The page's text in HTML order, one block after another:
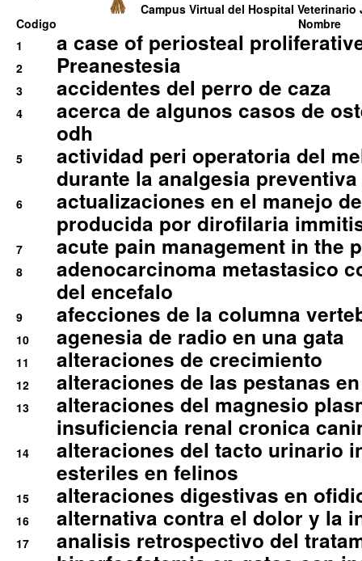
Campus Virtual del Hospital Veterinario
Codigo
Nombre
1
a case of periosteal
2 Preanestesia
3 accidentes del perro de caza
4
acerca de algunos casos de
odh
5
actividad peri operatoria del
durante la analgesia
6
actualizaciones en el manejo
producida por dirofilaria
7 acute pain management in the
8
adenocarcinoma metastasico
del encefalo
9 afecciones de la columna
10 agenesia de radio en una gata
11 alteraciones de crecimiento
12 alteraciones de las pestanas
13
alteraciones del magnesio
insuficiencia renal cronica
14
alteraciones del tacto urinario
esteriles en felinos
15 alteraciones digestivas en
16 alternativa contra el dolor y la
17
analisis retrospectivo del